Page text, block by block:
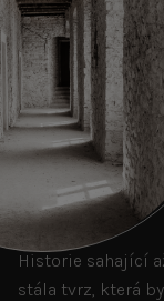
Historie sahající
stála tvrz, která